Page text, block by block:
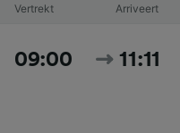
Vertrekt Arriveert
09:00 11:11